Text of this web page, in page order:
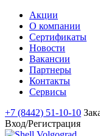
Акции
О компании
Сертификаты
Новости
Вакансии
Партнеры
Контакты
Сервисы
+7 (8442) 51-10-10
Вход/Регистрация